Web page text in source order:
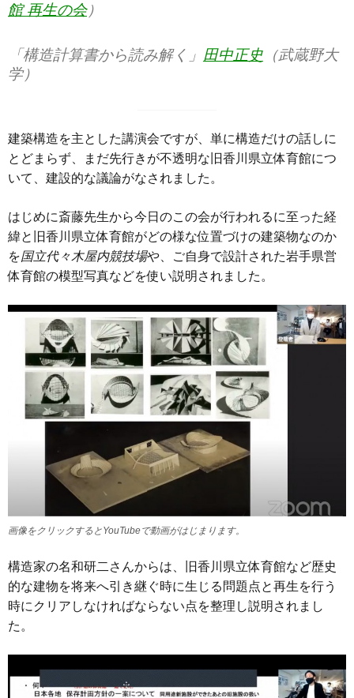
館 再生の会）
「構造計算書から読み解く」 田中正史 （武蔵野大
学）
建築構造を主とした講演会ですが、単に構造だけの話しに
とどまらず、まだ先行きが不透明な旧香川県立体育館につ
いて、建設的な議論がなされました。
はじめに斎藤先生から今日のこの会が行われるに至った経
緯と旧香川県立体育館がどの様な位置づけの建築物なのか
を国立代々木屋内競技場や、ご自身で設計された岩手県営
体育館の模型写真などを使い説明されました。
画像をクリックするとYouTubeで動画がはじまります。
構造家の名和研二さんからは、旧香川県立体育館など歴史
的な建物を将来へ引き継ぐ時に生じる問題点と再生を行う
時にクリアしなければならない点を整理し説明されまし
た。